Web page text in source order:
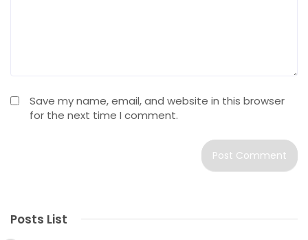
Save my name, email, and website in this browser
for the next time I comment.
Posts List